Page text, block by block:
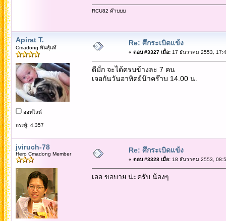
RCU82 ค๊าบบบ
Apirat T.
Cmadong พันธุ์แท้
ออฟไลน์
กระทู้: 4,357
Re: ศึกระเบิดแข้ง
« ตอบ #3327 เมื่อ:17 ธันวาคม 2553,
ดีมั่ก จะได้ครบข้างละ 7 คน
เจอกันวันอาทิตย์น๊าคร๊าบ 14.00 น.
jviruch-78
Hero Cmadong Member Re: ศึกระเบิดแข้ง
« ตอบ #3328 เมื่อ:18 ธันวาคม 2553,
เออ ขอบาย น่ะครับ น้องๆ